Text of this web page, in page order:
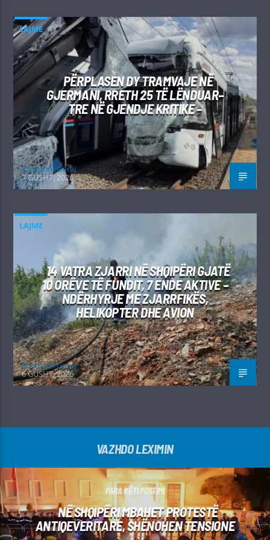
LAJME
PËRPLASEN DY TRAMVAJE NË
GJERMANI, RRETH 25 TË LËNDUAR–
TRE NË GJENDJE KRITIKE –
Kushtrim Guraj
7 GUSHT, 2026
LAJME
14 VATRA ZJARRI NË SHQIPËRI GJATË
10 ORËVE TË FUNDIT, 7 ENDE AKTIVE –
NDËRHYRJE ME ZJARRFIKËS,
HELIKOPTER DHE AVION
Kushtrim Guraj
6 GUSHT, 2026
VAZHDO LEXIMIN
PARA KËTI POSTIMI
NË SHQIPËRI MBAHET PROTESTË
ANTIQEVERITARE, SHËNOHEN TENSIONE